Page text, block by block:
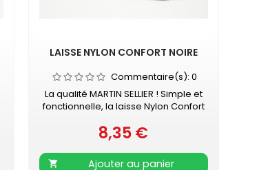
LAISSE NYLON CONFORT NOIRE
Commentaire(s):0
La qualité MARTIN SELLIER ! Simple et
fonctionnelle, la laisse Nylon Confort
promenades en toute sécurité.
Laisse en nylon, robuste et résistante
Poignée renforcée pour plus de
Prix
8,35 €

Ajouter au panier